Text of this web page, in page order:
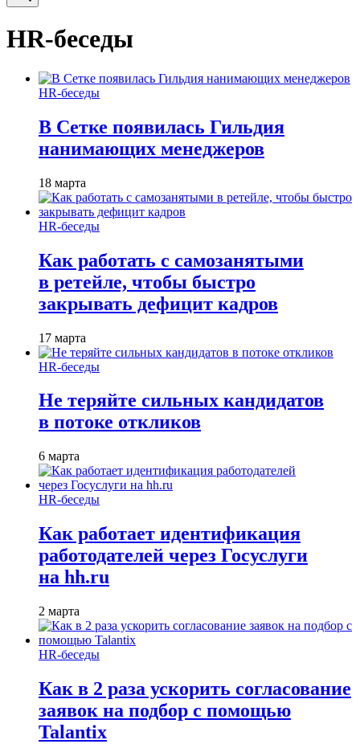
HR-беседы
HR-беседы
В Сетке появилась Гильдия
нанимающих менеджеров
18 марта
HR-беседы
Как работать с самозанятыми
в ретейле, чтобы быстро
закрывать дефицит кадров
17 марта
HR-беседы
Не теряйте сильных кандидатов
в потоке откликов
6 марта
HR-беседы
Как работает идентификация
работодателей через Госуслуги
на hh.ru
2 марта
HR-беседы
Как в 2 раза ускорить согласование
заявок на подбор с помощью
Talantix